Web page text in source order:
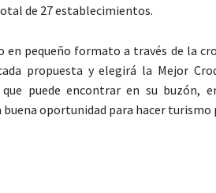
de 27 establecimientos.
pequeño formato a través de la
propuesta y elegirá la Mejor
puede encontrar en su buzón,
oportunidad para hacer turismo